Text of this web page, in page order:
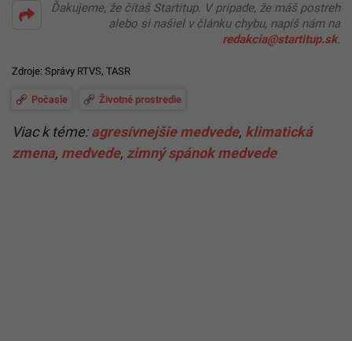
Ďakujeme, že čítaš Startitup. V prípade, že máš postreh
alebo si našiel v článku chybu, napíš nám na
redakcia@startitup.sk.
Zdroje: Správy RTVS, TASR
Počasie Životné prostredie
Viac k téme:agresívnejšie medvede, klimatická
zmena, medvede, zimný spánok medvede